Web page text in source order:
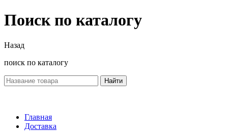
Поиск по каталогу
Назад
поиск по каталогу
Найти
Главная
Доставка